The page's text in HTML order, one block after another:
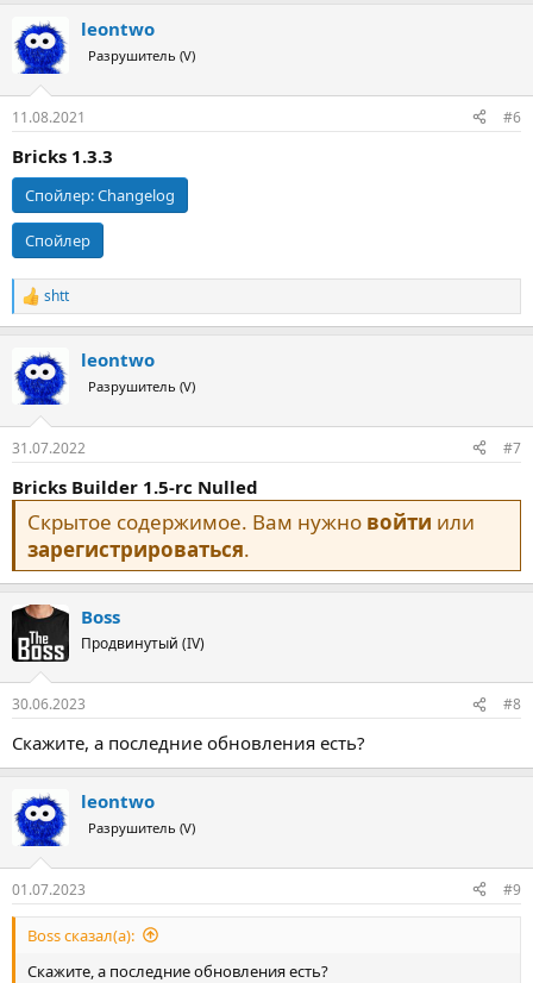
к
ц
и
leontwo
Разрушитель (V)
11.08.2021 #6
Bricks 1.3.3
Спойлер:Changelog
Спойлер
Р
е
к
ц
и
shtt
leontwo
Разрушитель (V)
31.07.2022 #7
Bricks Builder 1.5-rc Nulled
Скрытое содержимое. Вам нужно войти или
зарегистрироваться.
Boss
Продвинутый (IV)
30.06.2023 #8
Скажите, а последние обновления есть?
leontwo
Разрушитель (V)
01.07.2023 #9
Boss сказал(а):
Скажите, а последние обновления есть?